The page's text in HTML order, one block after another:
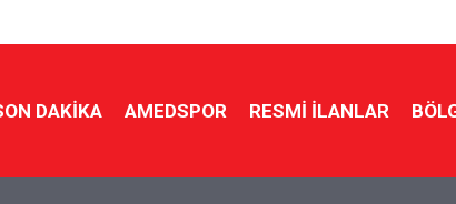
DAKIKA AMEDSPOR RESMI İLANLAR